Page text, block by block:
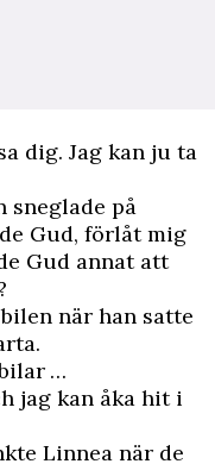
dig. Jag kan ju ta
sneglade på
Gud, förlåt mig
Gud annat att
när han satte
…
jag kan åka hit i
Linnea när de